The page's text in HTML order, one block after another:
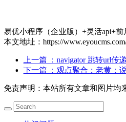
易优小程序（企业版）+灵活api+
本文地址：https://
上一篇
：navigator 跳转url传
下一篇
：观点聚合：老黄：
免责声明：本站所有文章和图片均